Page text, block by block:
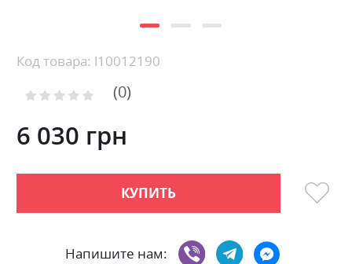
Skip
the
of
the
gallery
Код товара: l10012190
Рейтинг: 0
6 030 грн
КУПИТЬ
Напишите нам: